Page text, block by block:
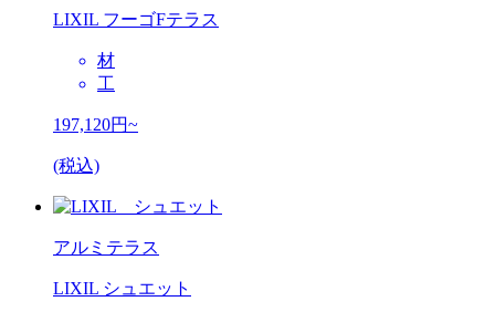
LIXIL フーゴFテラス
材
工
197,120円~
(税込)
アルミテラス
LIXIL シュエット